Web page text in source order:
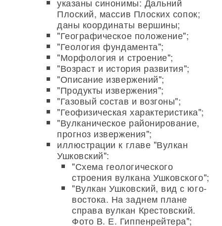
Плоский, массив Плоских сопок;
даны координаты вершины;
"Географическое положение";
"Геология фундамента";
"Морфология и строение";
"Возраст и история развития";
"Описание извержений";
"Продукты извержения";
"Газовый состав и возгоны";
"Геофизическая характеристика";
"Вулканическое районирование,
прогноз извержения";
иллюстрации к главе "Вулкан
Ушковский":
"Схема геологического
строения вулкана Ушковского";
"Вулкан Ушковский, вид с юго-
востока. На заднем плане
справа вулкан Крестовский.
Фото В. Е. Гиппенрейтера";